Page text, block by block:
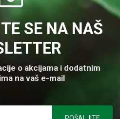
SE NA NAŠ
o akcijama i dodatnim
na vaš e-mail